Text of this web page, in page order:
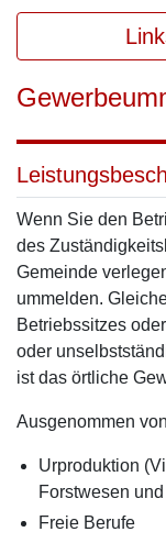
Wenn Sie den
des
Gemeinde
ummelden.
Betriebssitzes
oder
ist das örtliche
Ausgenommen
Urproduktion
Forstwesen
Freie Berufe